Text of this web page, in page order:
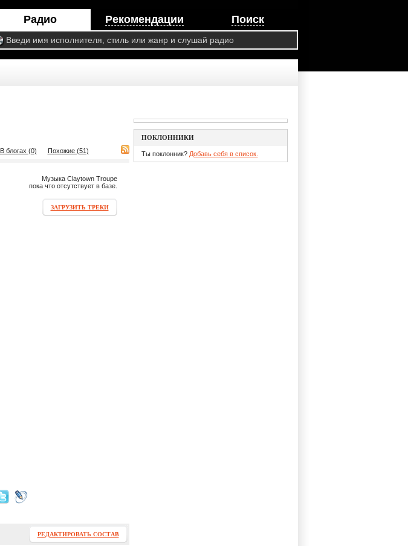
Радио Рекомендации Поиск
В блогах (0) Похожие (51)
Музыка Claytown Troupe
пока что отсутствует в базе.
ЗАГРУЗИТЬ ТРЕКИ
РЕДАКТИРОВАТЬ СОСТАВ
ПОКЛОННИКИ
Ты поклонник? Добавь себя в список.